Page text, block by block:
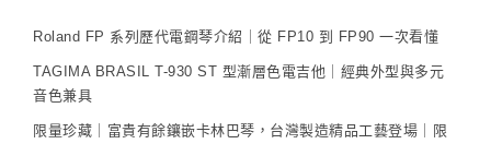
Roland FP 系列歷代電鋼琴介紹｜從 FP10 到 FP90 一次看懂
TAGIMA BRASIL T-930 ST 型漸層色電吉他｜經典外型與多元
音色兼具
限量珍藏｜富貴有餘鑲嵌卡林巴琴，台灣製造精品工藝登場｜限